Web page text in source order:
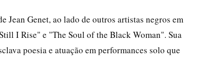
Jean Genet, ao lado de outros artistas negros em
I Rise" e "The Soul of the Black Woman". Sua
poesia e atuação em performances solo que